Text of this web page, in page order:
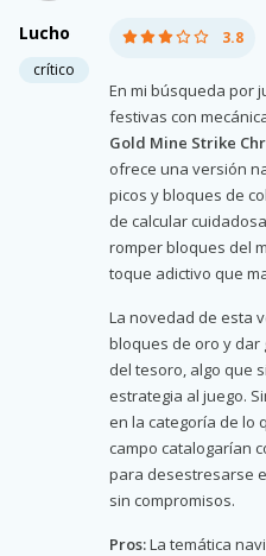
Lucho
crítico
3.8
En mi búsqueda por
festivas con
Gold Mine Strike
ofrece una versión
picos y bloques de
de calcular
romper bloques del
toque adictivo que
La novedad de esta
bloques de oro y dar
del tesoro, algo que
estrategia al juego.
en la categoría de lo
campo catalogarían
para desestresarse
sin compromisos.
Pros:La temática